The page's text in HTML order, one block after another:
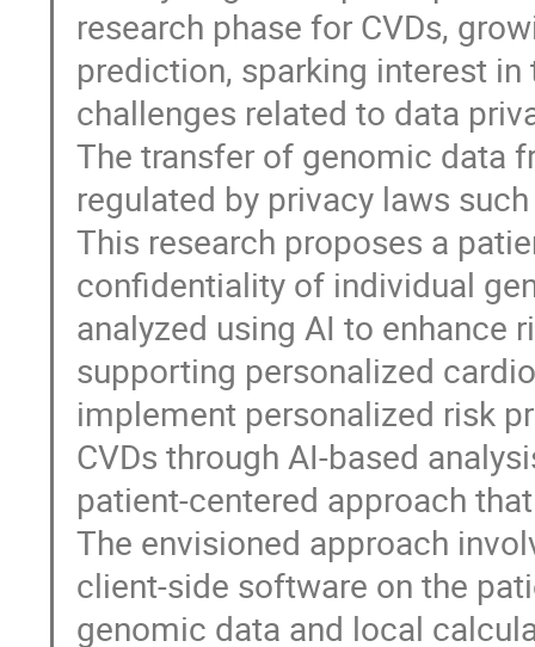
research phase for CVDs,
prediction, sparking interest
challenges related to data
The transfer of genomic data
regulated by privacy laws
This research proposes a
confidentiality of individual
analyzed using AI to enhance
supporting personalized
implement personalized risk
CVDs through AI-based
patient-centered approach
The envisioned approach
client-side software on the
genomic data and local